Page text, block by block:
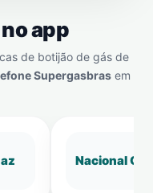
app
de botijão de gás de
Supergasbras em
Nacional Gás